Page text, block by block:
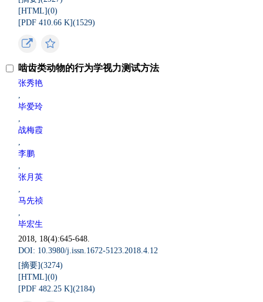
[HTML](0)
[PDF 410.66 K](1529)
啮齿类动物的行为学视力测试方法
张秀艳
,
毕爱玲
,
战梅霞
,
李鹏
,
张月英
,
马先祯
,
毕宏生
2018, 18(4):645-648.
DOI: 10.3980/j.issn.1672-5123.2018.4.12
[摘要](3274)
[HTML](0)
[PDF 482.25 K](2184)